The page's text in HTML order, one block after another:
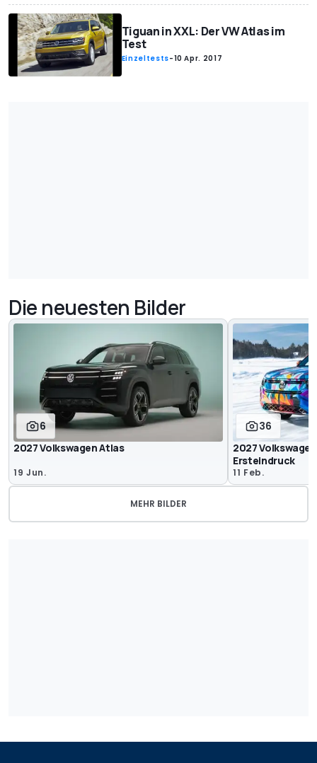
Tiguan in XXL: Der VW Atlas im
Test
Einzeltests-10 Apr. 2017
Die neuesten Bilder
6
2027 Volkswagen Atlas
19 Jun.
36
2027
Ersteindruck
11 Feb.
MEHR BILDER